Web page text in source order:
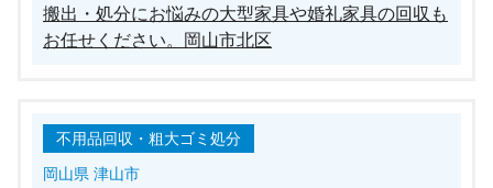
搬出・処分にお悩みの大型家具や婚礼家具の回収も
お任せください。岡山市北区
不用品回収・粗大ゴミ処分
岡山県 津山市